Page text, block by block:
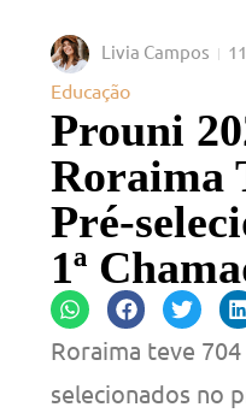
Livia Campos
Educação
Prouni
Roraima
Pré-
1ª
Roraima teve
selecionados no